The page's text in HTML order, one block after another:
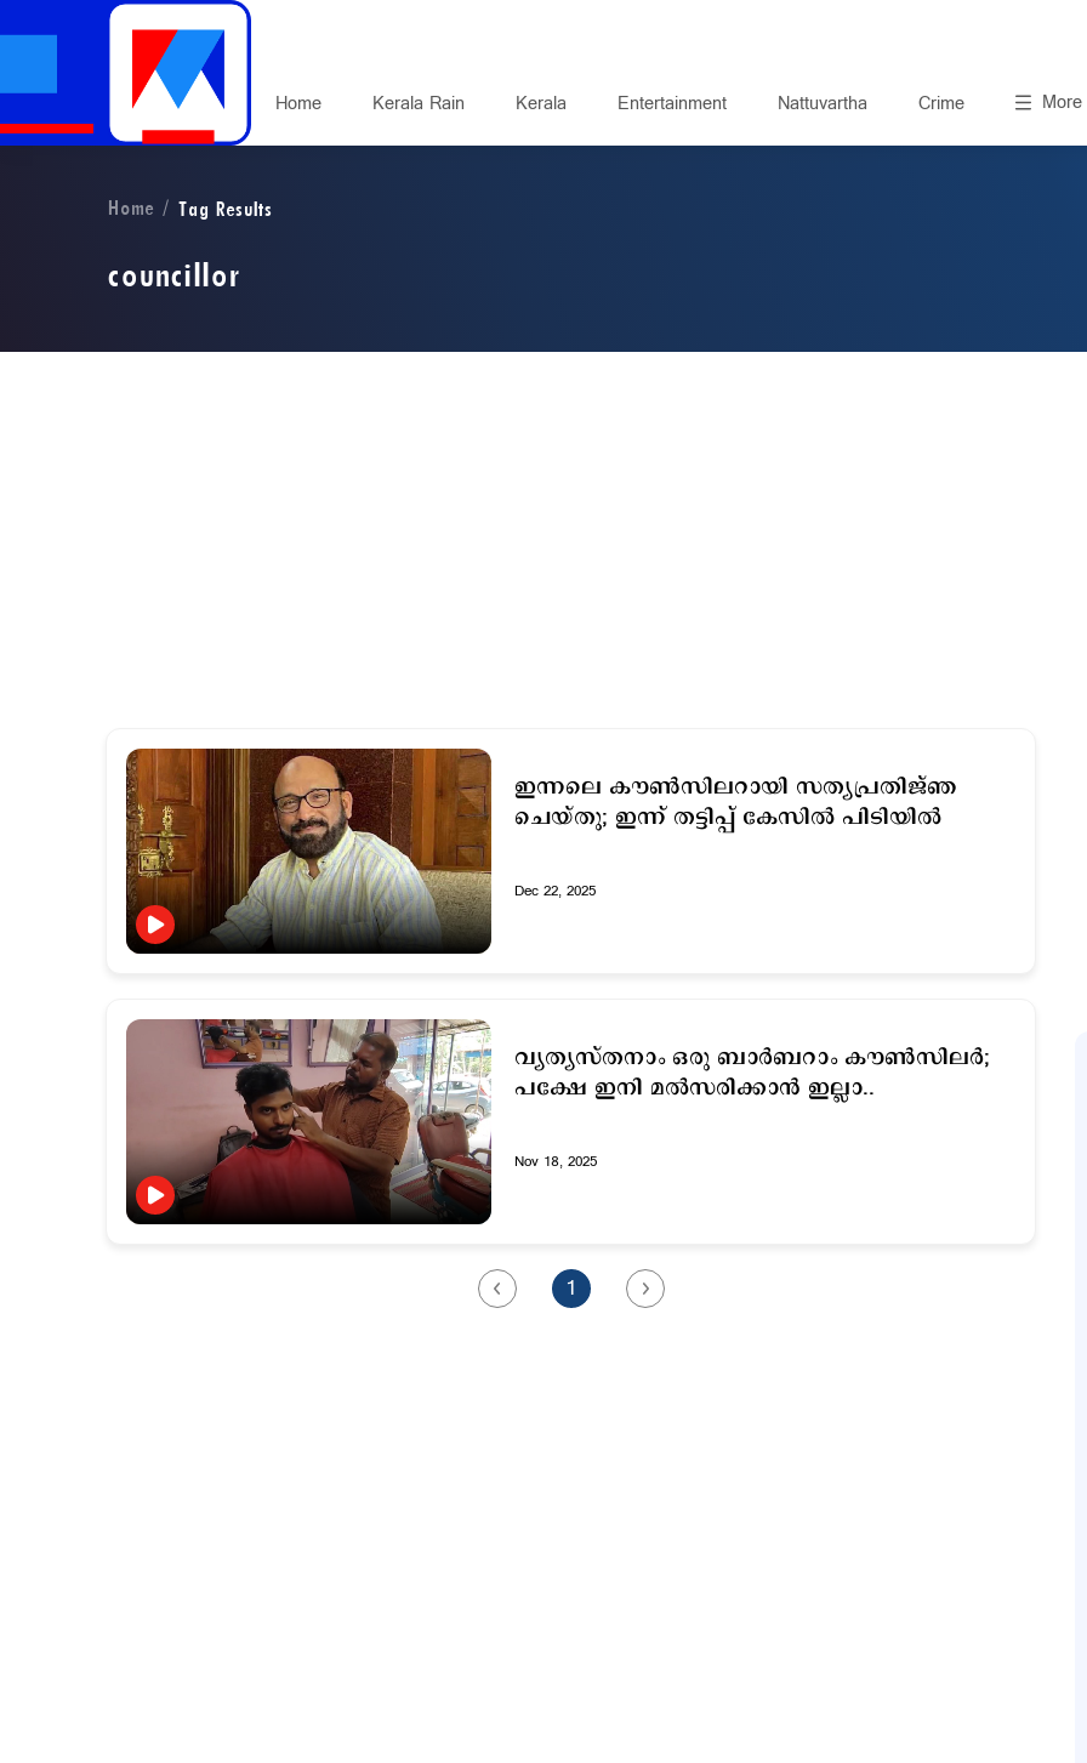
Home Kerala Rain Kerala Entertainment Nattuvartha Crime More
Home Tag Results
councillor
ഇന്നലെ കൗൺസിലറായി സത്യപ്രതിജ്ഞ
ചെയ്തു; ഇന്ന് തട്ടിപ്പ് കേസില്‍ പിടിയിൽ
Dec 22, 2025
വ്യത്യസ്‌തനാം ഒരു ബാര്‍ബറാം കൗണ്‍സിലര്‍;
പക്ഷേ ഇനി മല്‍സരിക്കാന്‍ ഇല്ലാ..
Nov 18, 2025
1